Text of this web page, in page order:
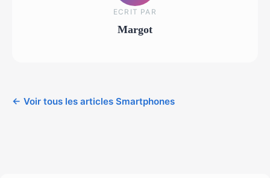
ECRIT PAR
Margot
← Voir tous les articles Smartphones